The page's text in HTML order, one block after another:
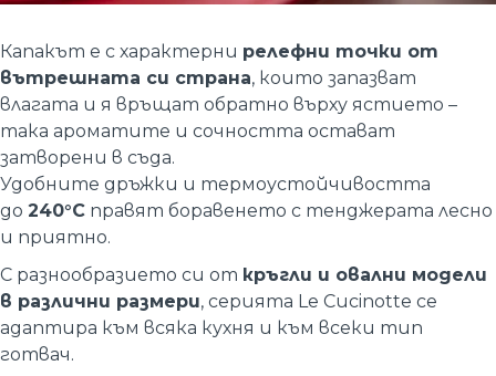
Капакът е с характерни релефни точки от
вътрешната си страна, които запазват
влагата и я връщат обратно върху ястието –
така ароматите и сочността остават
затворени в съда.
Удобните дръжки и термоустойчивостта
до 240°C правят боравенето с тенджерата лесно
и приятно.
С разнообразието си от кръгли и овални модели
в различни размери, серията Le Cucinotte се
адаптира към всяка кухня и към всеки тип
готвач.